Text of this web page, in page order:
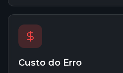
Custo do Erro